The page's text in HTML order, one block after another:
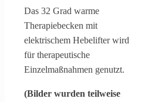
Das 32 Grad warme
Therapiebecken mit
elektrischem Hebelifter wird
für therapeutische
Einzelmaßnahmen genutzt.
(Bilder wurden teilweise